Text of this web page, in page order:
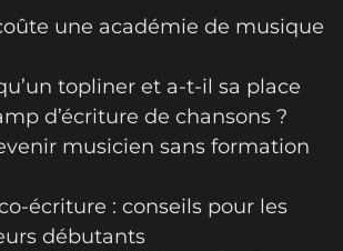
une académie de musique
topliner et a-t-il sa place
d’écriture de chansons ?
musicien sans formation
écriture : conseils pour les
débutants